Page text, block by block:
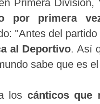
Primera División,
por primera
"Antes del
al Deportivo. Así
sabe que es
los cánticos que